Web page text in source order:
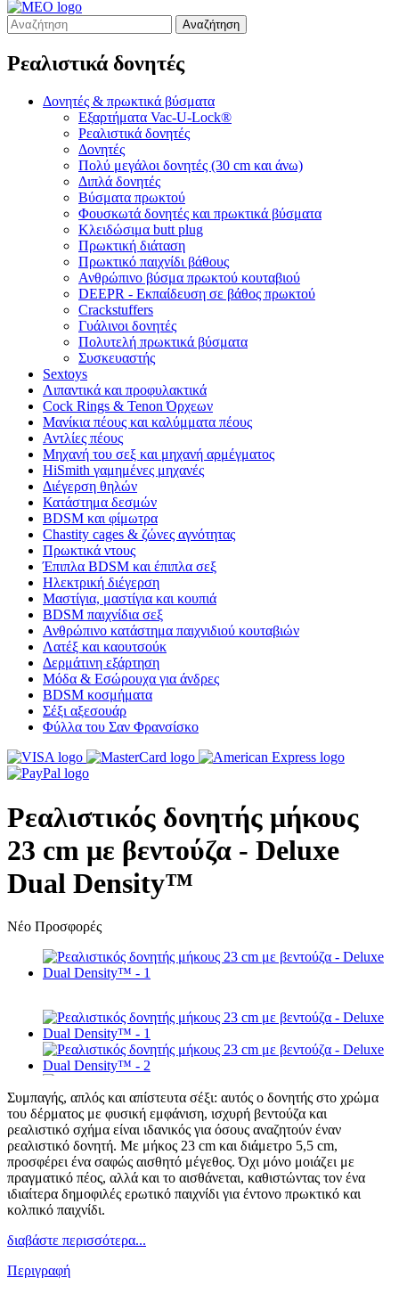
Αναζήτηση
Ρεαλιστικά δονητές
Δονητές & πρωκτικά βύσματα
Εξαρτήματα Vac-U-Lock®
Ρεαλιστικά δονητές
Δονητές
Πολύ μεγάλοι δονητές (30 cm και άνω)
Διπλά δονητές
Βύσματα πρωκτού
Φουσκωτά δονητές και πρωκτικά βύσματα
Κλειδώσιμα butt plug
Πρωκτική διάταση
Πρωκτικό παιχνίδι βάθους
Ανθρώπινο βύσμα πρωκτού κουταβιού
DEEPR - Εκπαίδευση σε βάθος πρωκτού
Crackstuffers
Γυάλινοι δονητές
Πολυτελή πρωκτικά βύσματα
Συσκευαστής
Sextoys
Λιπαντικά και προφυλακτικά
Cock Rings & Tenon Όρχεων
Μανίκια πέους και καλύμματα πέους
Αντλίες πέους
Μηχανή του σεξ και μηχανή αρμέγματος
HiSmith γαμημένες μηχανές
Διέγερση θηλών
Κατάστημα δεσμών
BDSM και φίμωτρα
Chastity cages & ζώνες αγνότητας
Πρωκτικά ντους
Έπιπλα BDSM και έπιπλα σεξ
Ηλεκτρική διέγερση
Μαστίγια, μαστίγια και κουπιά
BDSM παιχνίδια σεξ
Ανθρώπινο κατάστημα παιχνιδιού κουταβιών
Λατέξ και καουτσούκ
Δερμάτινη εξάρτηση
Μόδα & Εσώρουχα για άνδρες
BDSM κοσμήματα
Σέξι αξεσουάρ
Φύλλα του Σαν Φρανσίσκο
Ρεαλιστικός δονητής μήκους
23 cm με βεντούζα - Deluxe
Dual Density™
Νέο Προσφορές
Συμπαγής, απλός και απίστευτα σέξι: αυτός ο δονητής στο χρώμα
του δέρματος με φυσική εμφάνιση, ισχυρή βεντούζα και
ρεαλιστικό σχήμα είναι ιδανικός για όσους αναζητούν έναν
ρεαλιστικό δονητή. Με μήκος 23 cm και διάμετρο 5,5 cm,
προσφέρει ένα σαφώς αισθητό μέγεθος. Όχι μόνο μοιάζει με
πραγματικό πέος, αλλά και το αισθάνεται, καθιστώντας τον ένα
ιδιαίτερα δημοφιλές ερωτικό παιχνίδι για έντονο πρωκτικό και
κολπικό παιχνίδι.
διαβάστε περισσότερα...
Περιγραφή